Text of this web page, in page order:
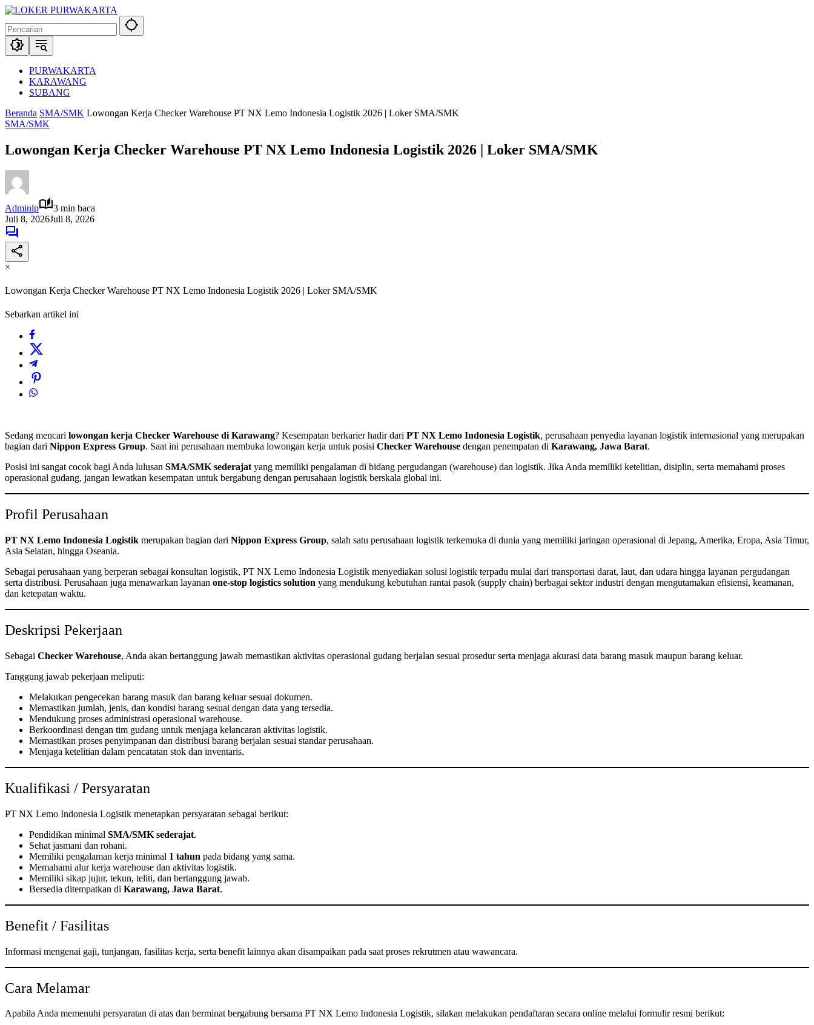
Langsung
konten
PURWAKARTA
KARAWANG
SUBANG
Beranda SMA/SMK Lowongan Kerja Checker Warehouse PT NX Lemo Indonesia Logistik 2026 | Loker SMA/SMK
SMA/SMK
Lowongan Kerja Checker Warehouse PT NX Lemo Indonesia Logistik 2026 | Loker SMA/SMK
Adminlp
3 min baca
Juli 8, 2026Juli 8, 2026
×
Lowongan Kerja Checker Warehouse PT NX Lemo Indonesia Logistik 2026 | Loker SMA/SMK
Sebarkan artikel ini
Sedang mencari lowongan kerja Checker Warehouse di Karawang? Kesempatan berkarier hadir dari PT NX Lemo Indonesia Logistik, perusahaan penyedia layanan logistik internasional yang merupakan
bagian dari Nippon Express Group. Saat ini perusahaan membuka lowongan kerja untuk posisi Checker Warehouse dengan penempatan di Karawang, Jawa Barat.
Posisi ini sangat cocok bagi Anda lulusan SMA/SMK sederajat yang memiliki pengalaman di bidang pergudangan (warehouse) dan logistik. Jika Anda memiliki ketelitian, disiplin, serta memahami proses
operasional gudang, jangan lewatkan kesempatan untuk bergabung dengan perusahaan logistik berskala global ini.
Profil Perusahaan
PT NX Lemo Indonesia Logistik merupakan bagian dari Nippon Express Group, salah satu perusahaan logistik terkemuka di dunia yang memiliki jaringan operasional di Jepang, Amerika, Eropa, Asia Timur,
Asia Selatan, hingga Oseania.
Sebagai perusahaan yang berperan sebagai konsultan logistik, PT NX Lemo Indonesia Logistik menyediakan solusi logistik terpadu mulai dari transportasi darat, laut, dan udara hingga layanan pergudangan
serta distribusi. Perusahaan juga menawarkan layanan one-stop logistics solution yang mendukung kebutuhan rantai pasok (supply chain) berbagai sektor industri dengan mengutamakan efisiensi, keamanan,
dan ketepatan waktu.
Deskripsi Pekerjaan
Sebagai Checker Warehouse, Anda akan bertanggung jawab memastikan aktivitas operasional gudang berjalan sesuai prosedur serta menjaga akurasi data barang masuk maupun barang keluar.
Tanggung jawab pekerjaan meliputi:
Melakukan pengecekan barang masuk dan barang keluar sesuai dokumen.
Memastikan jumlah, jenis, dan kondisi barang sesuai dengan data yang tersedia.
Mendukung proses administrasi operasional warehouse.
Berkoordinasi dengan tim gudang untuk menjaga kelancaran aktivitas logistik.
Memastikan proses penyimpanan dan distribusi barang berjalan sesuai standar perusahaan.
Menjaga ketelitian dalam pencatatan stok dan inventaris.
Kualifikasi / Persyaratan
PT NX Lemo Indonesia Logistik menetapkan persyaratan sebagai berikut:
Pendidikan minimal SMA/SMK sederajat.
Sehat jasmani dan rohani.
Memiliki pengalaman kerja minimal 1 tahun pada bidang yang sama.
Memahami alur kerja warehouse dan aktivitas logistik.
Memiliki sikap jujur, tekun, teliti, dan bertanggung jawab.
Bersedia ditempatkan di Karawang, Jawa Barat.
Benefit / Fasilitas
Informasi mengenai gaji, tunjangan, fasilitas kerja, serta benefit lainnya akan disampaikan pada saat proses rekrutmen atau wawancara.
Cara Melamar
Apabila Anda memenuhi persyaratan di atas dan berminat bergabung bersama PT NX Lemo Indonesia Logistik, silakan melakukan pendaftaran secara online melalui formulir resmi berikut: